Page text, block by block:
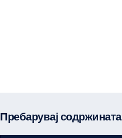
Пребарувај содржината